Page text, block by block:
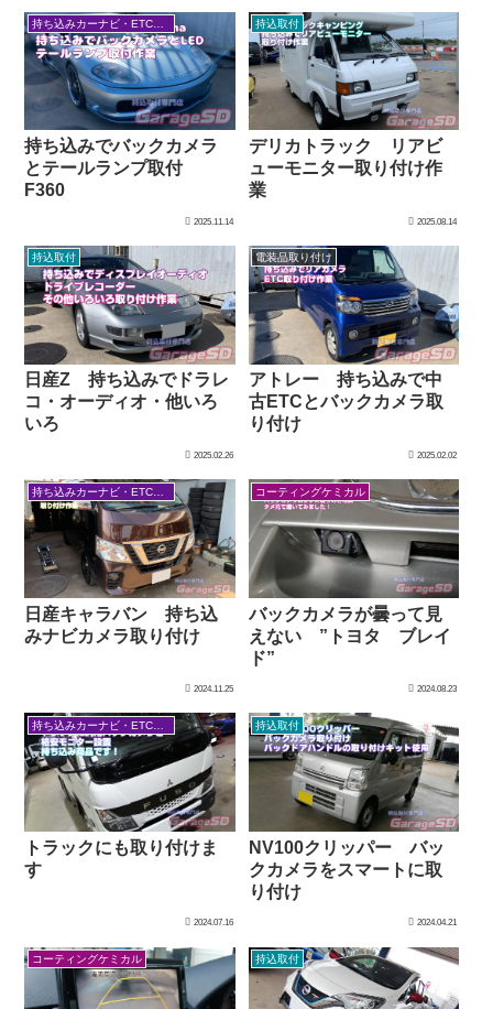
持ち込みカーナビ・ETCなど
持ち込みでバックカメラ
とテールランプ取付
F360
2025.11.14
持込取付
デリカトラック リアビ
ューモニター取り付け作
業
2025.08.14
持込取付
日産Z 持ち込みでドラレ
コ・オーディオ・他いろ
いろ
2025.02.26
電装品取り付け
アトレー 持ち込みで中
古ETCとバックカメラ取
り付け
2025.02.02
持ち込みカーナビ・ETCなど
日産キャラバン 持ち込
みナビカメラ取り付け
2024.11.25
コーティングケミカル
バックカメラが曇って見
えない ”トヨタ ブレイ
ド”
2024.08.23
持ち込みカーナビ・ETCなど
トラックにも取り付けま
す
2024.07.16
持込取付
NV100クリッパー バッ
クカメラをスマートに取
り付け
2024.04.21
コーティングケミカル 持込取付